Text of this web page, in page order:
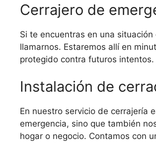
Cerrajero de
Si te encuentras en una
llamarnos. Estaremos allí en
protegido contra futuros intentos.
Instalación de
En nuestro servicio de cerrajería
emergencia, sino que también
hogar o negocio. Contamos con